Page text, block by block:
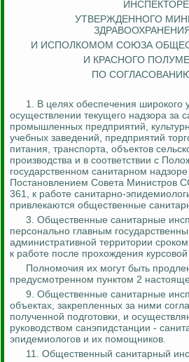
УТВЕРЖДЕННОГО
И ИСПОЛКОМОМ СОЮЗА
И КРАСНОГО
ПО
1. В целях обеспечения широкого
осуществлении текущего надзора за
промышленных предприятий,
учебных заведений, предприятий
питания, транспорта, объектов
производства и в соответствии с
государственном санитарном
Постановлением Совета Министров
361, к работе санитарно-
привлекаются общественные
3. Общественные санитарные
персонально главным
административной территории
к работе после прохождения курсовой
Полномочия их могут быть
предусмотренном пунктом 2
9. Общественные санитарные
объектах, закрепленных за ними
полученной подготовки, и
руководством санэпидстанции -
эпидемиологов и их помощников.
11. Общественный санитарный